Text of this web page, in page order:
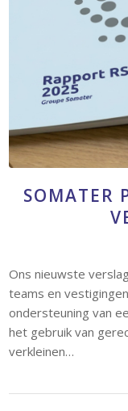
SOMATER
Ons nieuwste
teams en
ondersteuning van
het gebruik van
verkleinen…